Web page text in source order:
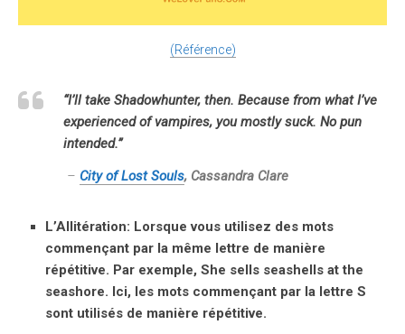
(Référence)
“I’ll take Shadowhunter, then. Because from what I’ve
experienced of vampires, you mostly suck. No pun
intended.”
– City of Lost Souls, Cassandra Clare
L’Allitération: Lorsque vous utilisez des mots
commençant par la même lettre de manière
répétitive. Par exemple, She sells seashells at the
seashore. Ici, les mots commençant par la lettre S
sont utilisés de manière répétitive.